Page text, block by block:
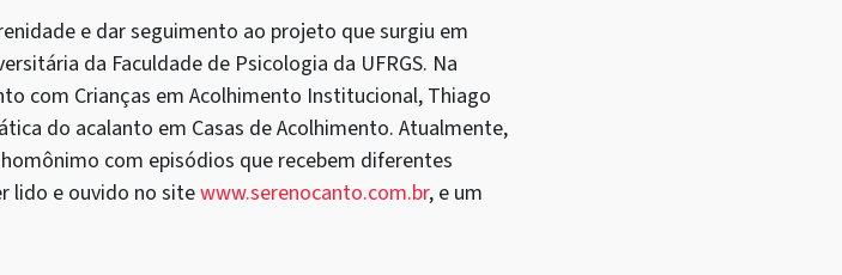
e dar seguimento ao projeto que surgiu em
da Faculdade de Psicologia da UFRGS. Na
com Crianças em Acolhimento Institucional, Thiago
do acalanto em Casas de Acolhimento. Atualmente,
com episódios que recebem diferentes
lido e ouvido no sitewww.serenocanto.com.br, e um